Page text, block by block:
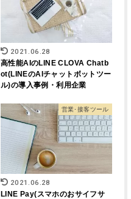
2021.06.28
高性能AIのLINE CLOVA Chatb
ot(LINEのAIチャットボットツー
ル)の導入事例・利用企業
営業･接客ツール
2021.06.28
LINE Pay(スマホのおサイフサ